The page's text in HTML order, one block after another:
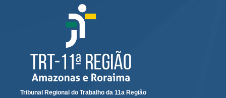
Comitê de Gestão de Pessoas
Comissão de Vitaliciamento
Comitê de Atenção Integral à Saúde de Magistrados e
Servidores
Comitê de Segurança Permanente
Comitê de Combate ao Trabalho Infantil e de Estímulo à
Tribunal Regional do Trabalho da 11a Região